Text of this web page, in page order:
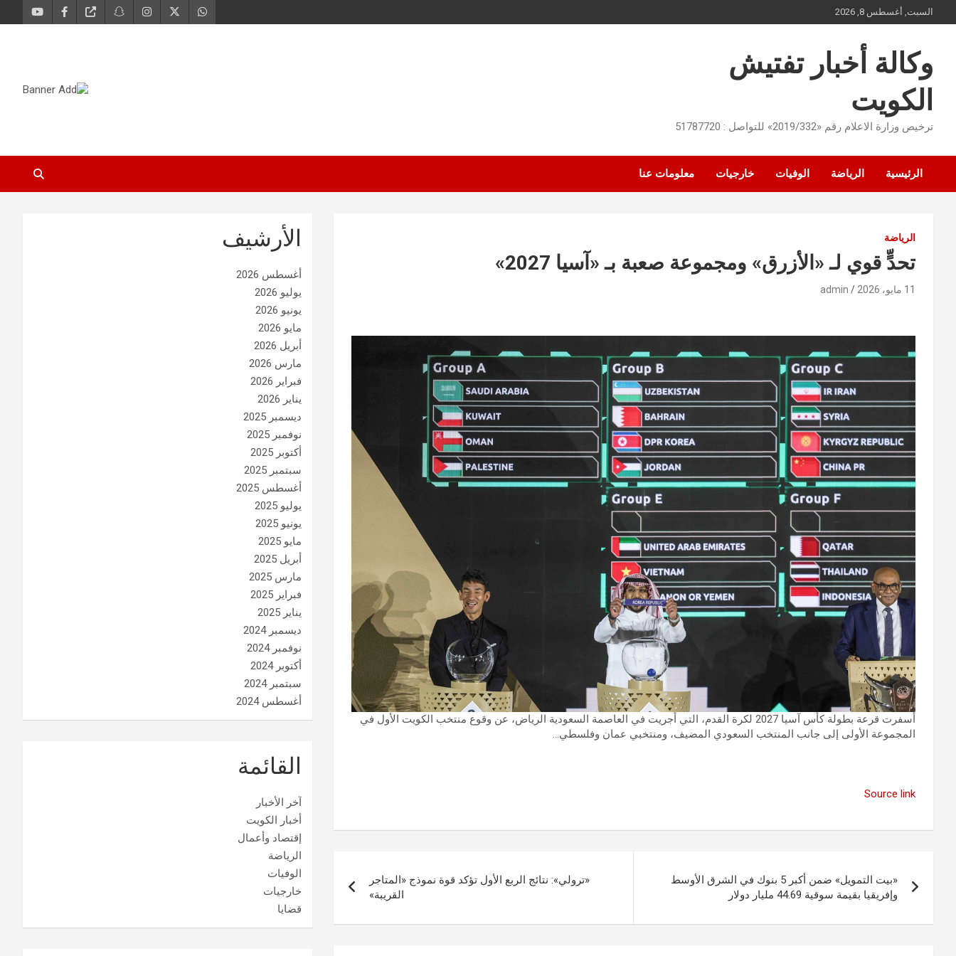
to
السبت, أغسطس 8, 2026
وكالة أخبار تفتيش
الكويت
ترخيص وزارة الاعلام رقم «2019/332» للتواصل : 51787720
الرئيسية الرياضة الوفيات خارجيات معلومات عنا
الرياضة
تحدٍّ قوي لـ «الأزرق» ومجموعة صعبة بـ «آسيا 2027»
11 مايو، 2026 admin
أسفرت قرعة بطولة كأس آسيا 2027 لكرة القدم، التي أجريت في العاصمة السعودية الرياض، عن وقوع منتخب الكويت الأول في
المجموعة الأولى إلى جانب المنتخب السعودي المضيف، ومنتخبي عمان وفلسطي…
Source link
المقالات
«بيت التمويل» ضمن أكبر 5 بنوك في الشرق الأوسط
وإفريقيا بقيمة سوقية 44.69 مليار دولار
«ترولي»: نتائج الربع الأول تؤكد قوة نموذج «المتاجر
القريبة»
الأرشيف
أغسطس 2026
يوليو 2026
يونيو 2026
مايو 2026
أبريل 2026
مارس 2026
فبراير 2026
يناير 2026
ديسمبر 2025
نوفمبر 2025
أكتوبر 2025
سبتمبر 2025
أغسطس 2025
يوليو 2025
يونيو 2025
مايو 2025
أبريل 2025
مارس 2025
فبراير 2025
يناير 2025
ديسمبر 2024
نوفمبر 2024
أكتوبر 2024
سبتمبر 2024
أغسطس 2024
القائمة
آخر الأخبار
أخبار الكويت
إقتصاد وأعمال
الرياضة
الوفيات
خارجيات
قضايا